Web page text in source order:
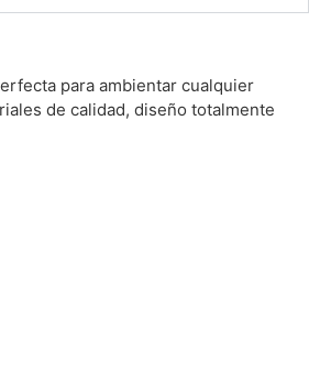
para ambientar cualquier
de calidad, diseño totalmente